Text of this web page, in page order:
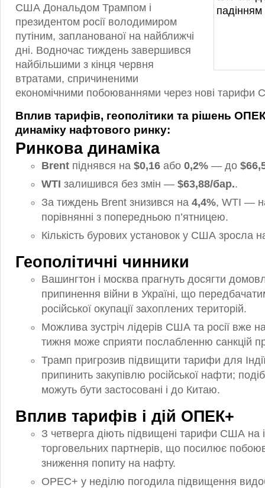
США Дональдом Трампом і
президентом росії володимиром
путіним, запланованої на найближчі
дні. Водночас тиждень завершився
найбільшими з кінця червня
втратами, спричиненими
економічними побоюваннями через нові тарифи
Вплив тарифів, геополітики та рішень
динаміку нафтового ринку:
Ринкова динаміка
Brent піднявся на $0,16 або 0,2% — до
WTI залишився без змін — $63,88/бар..
За тиждень Brent знизився на 4,4%, WTI —
порівнянні з попередньою п’ятницею.
Кількість бурових установок у США зросла
Геополітичні чинники
Вашингтон і москва прагнуть досягти
припинення війни в Україні, що
російської окупації захоплених територій.
Можлива зустріч лідерів США та росії вже
тижня може сприяти послабленню санкцій
Трамп пригрозив підвищити тарифи для
припинить закупівлю російської нафти;
можуть бути застосовані і до Китаю.
Вплив тарифів і дій ОПЕК+
З четверга діють підвищені тарифи США на
торговельних партнерів, що посилює
зниження попиту на нафту.
OPEC+ у неділю погодила підвищення